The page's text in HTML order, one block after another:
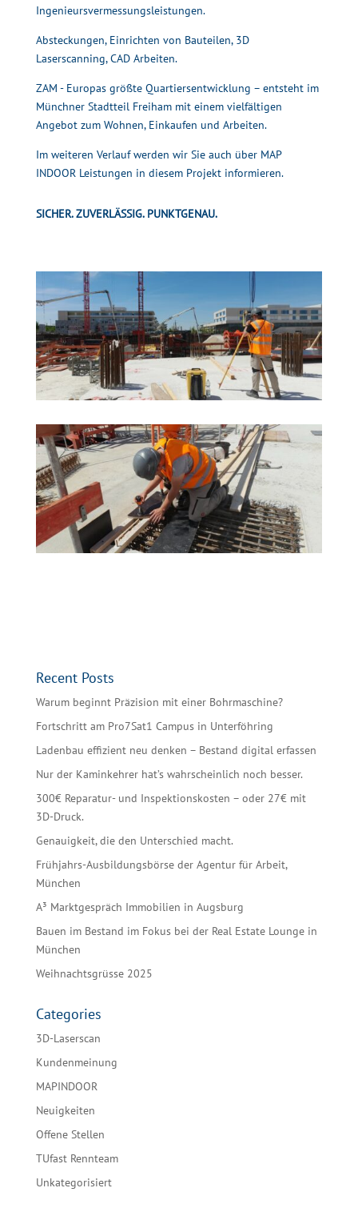
Ingenieursvermessungsleistungen.
Absteckungen, Einrichten von Bauteilen, 3D
Laserscanning, CAD Arbeiten.
ZAM - Europas größte Quartiersentwicklung – entsteht im
Münchner Stadtteil Freiham mit einem vielfältigen
Angebot zum Wohnen, Einkaufen und Arbeiten.
Im weiteren Verlauf werden wir Sie auch über MAP
INDOOR Leistungen in diesem Projekt informieren.
SICHER. ZUVERLÄSSIG. PUNKTGENAU.
Recent Posts
Warum beginnt Präzision mit einer Bohrmaschine?
Fortschritt am Pro7Sat1 Campus in Unterföhring
Ladenbau effizient neu denken – Bestand digital erfassen
Nur der Kaminkehrer hat’s wahrscheinlich noch besser.
300€ Reparatur- und Inspektionskosten – oder 27€ mit
3D-Druck.
Genauigkeit, die den Unterschied macht.
Frühjahrs-Ausbildungsbörse der Agentur für Arbeit,
München
A³ Marktgespräch Immobilien in Augsburg
Bauen im Bestand im Fokus bei der Real Estate Lounge in
München
Weihnachtsgrüsse 2025
Categories
3D-Laserscan
Kundenmeinung
MAPINDOOR
Neuigkeiten
Offene Stellen
TUfast Rennteam
Unkategorisiert